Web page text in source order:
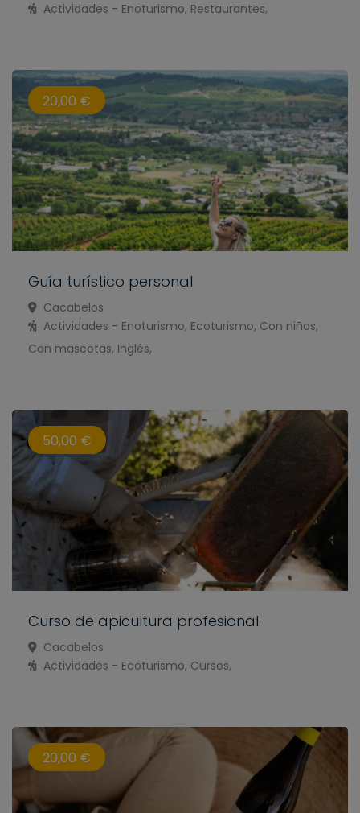
Actividades - Enoturismo, Restaurantes,
20,00 €
Guía turístico personal
Cacabelos
Actividades - Enoturismo, Ecoturismo, Con niños,
Con mascotas, Inglés,
50,00 €
Curso de apicultura profesional.
Cacabelos
Actividades - Ecoturismo, Cursos,
20,00 €